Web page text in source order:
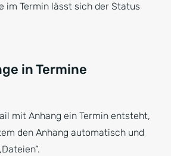
im Termin lässt sich der Status
in Termine
mit Anhang ein Termin entsteht,
den Anhang automatisch und